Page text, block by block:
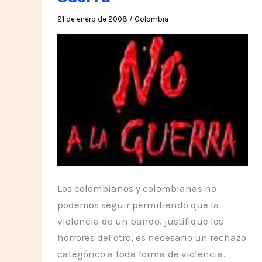
21 de enero de 2008 / Colombia
Los colombianos y colombianas no
podemos seguir permitiendo que la
violencia de un bando, justifique los
horrores del otro, es necesario un rechazo
categórico a toda forma de violencia.